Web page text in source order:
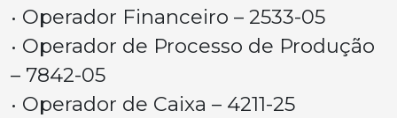
• Operador Financeiro – 2533-05
• Operador de Processo de Produção
– 7842-05
• Operador de Caixa – 4211-25